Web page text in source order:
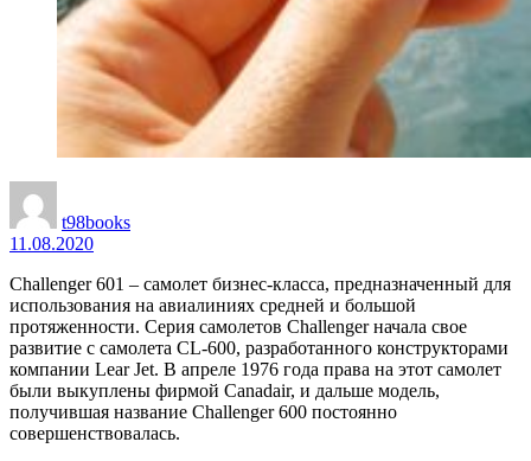
t98books
11.08.2020
Challenger 601 – самолет бизнес-класса, предназначенный для
использования на авиалиниях средней и большой
протяженности. Серия самолетов Challenger начала свое
развитие с самолета CL-600, разработанного конструкторами
компании Lear Jet. В апреле 1976 года права на этот самолет
были выкуплены фирмой Canadair, и дальше модель,
получившая название Challenger 600 постоянно
совершенствовалась.